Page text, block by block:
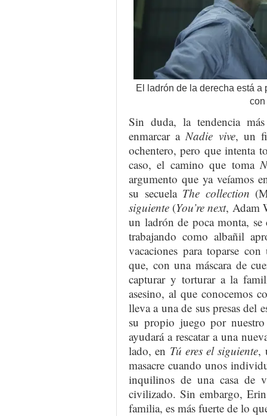
El ladrón de la derecha está a
Sin duda, la tendencia
enmarcar a Nadie vive, un
ochentero, pero que intenta
caso, el camino que toma
argumento que ya veíamos
su secuela The collection
siguiente (You’re next, Adam
un ladrón de poca monta, se
trabajando como albañil
vacaciones para toparse
que, con una máscara de
capturar y torturar a la
asesino, al que conocemos
lleva a una de sus presas del
su propio juego por
ayudará a rescatar a una
lado, en Tú eres el siguiente,
masacre cuando unos
inquilinos de una casa de
civilizado. Sin embargo,
familia, es más fuerte de lo